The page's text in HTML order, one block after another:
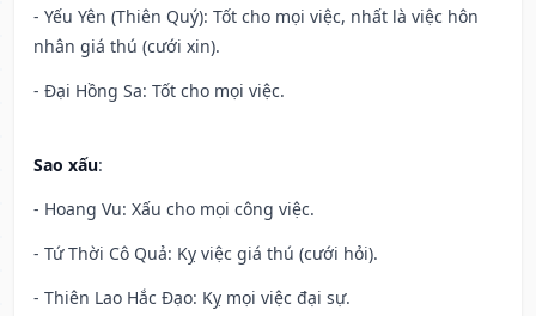
- Yếu Yên (Thiên Quý): Tốt cho mọi việc, nhất là việc hôn
nhân giá thú (cưới xin).
- Đại Hồng Sa: Tốt cho mọi việc.
Sao xấu:
- Hoang Vu: Xấu cho mọi công việc.
- Tứ Thời Cô Quả: Kỵ việc giá thú (cưới hỏi).
- Thiên Lao Hắc Đạo: Kỵ mọi việc đại sự.